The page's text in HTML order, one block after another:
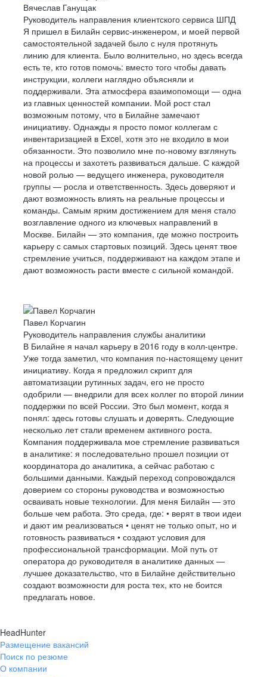
Вячеслав Ганущак
Руководитель направления клиентского сервиса ШПД
Я пришел в Билайн сервис-инженером, и моей первой
самостоятельной задачей было с нуля протянуть
линию для клиента. Было волнительно, но здесь всегда
есть те, кто готов помочь: вместо того чтобы давать
инструкции, коллеги наглядно объясняли и
поддерживали. Эта атмосфера взаимопомощи — одна
из главных ценностей компании. Мой рост стал
возможным потому, что в Билайне замечают
инициативу. Однажды я просто помог коллегам с
инвентаризацией в Excel, хотя это не входило в мои
обязанности. Это позволило мне по-новому взглянуть
на процессы и захотеть развиваться дальше. С каждой
новой ролью — ведущего инженера, руководителя
группы — росла и ответственность. Здесь доверяют и
дают возможность влиять на реальные процессы и
команды. Самым ярким достижением для меня стало
возглавление одного из ключевых направлений в
Москве. Билайн — это компания, где можно построить
карьеру с самых стартовых позиций. Здесь ценят твое
стремление учиться, поддерживают на каждом этапе и
дают возможность расти вместе с сильной командой.
Павел Корчагин
Руководитель направления службы аналитики
В Билайне я начал карьеру в 2016 году в колл-центре.
Уже тогда заметил, что компания по-настоящему ценит
инициативу. Когда я предложил скрипт для
автоматизации рутинных задач, его не просто
одобрили — внедрили для всех коллег по второй линии
поддержки по всей России. Это был момент, когда я
понял: здесь готовы слушать и доверять. Следующие
несколько лет стали временем активного роста.
Компания поддерживала мое стремление развиваться
в аналитике: я последовательно прошел позиции от
координатора до аналитика, а сейчас работаю с
большими данными. Каждый переход сопровождался
доверием со стороны руководства и возможностью
осваивать новые технологии. Для меня Билайн — это
больше чем работа. Это среда, где: • верят в твои идеи
и дают им реализоваться • ценят не только опыт, но и
готовность развиваться • создают условия для
профессиональной трансформации. Мой путь от
оператора до руководителя в аналитике данных —
лучшее доказательство, что в Билайне действительно
создают возможности для роста тех, кто не боится
предлагать новое.
HeadHunter
Размещение вакансий
Поиск по резюме
О компании